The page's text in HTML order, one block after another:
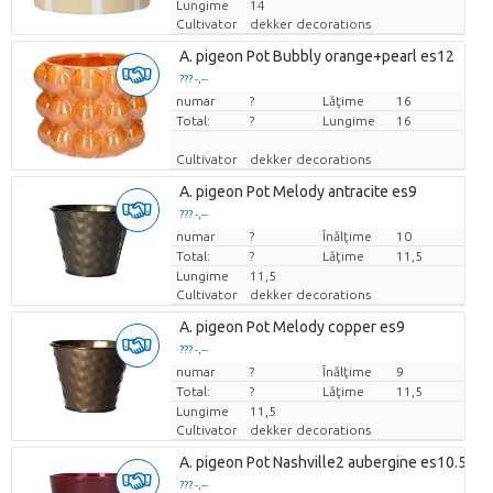
Lungime
14
Cultivator
dekker decorations
A. pigeon Pot Bubbly orange+pearl es12
??? -,--
Pret per bucata
numar ? Lăţime
16
Total:
? Lungime 16
Cultivator dekker decorations
A. pigeon Pot Melody antracite es9
??? -,--
Pret per bucata
numar ? Înălţime
10
Total:
? Lăţime
11,5
Lungime
11,5
Cultivator
dekker decorations
A. pigeon Pot Melody copper es9
??? -,--
Pret per bucata
numar ? Înălţime
9
Total:
? Lăţime
11,5
Lungime
11,5
Cultivator
dekker decorations
A. pigeon Pot Nashville2 aubergine es10.5
??? -,--